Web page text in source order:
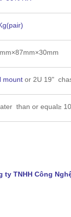
mount or 2U 19"
than or equal≥
ty TNHH Công